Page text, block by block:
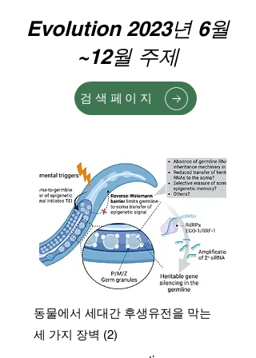
Evolution 2023년 6월
~12월 주제
검색페이지
동물에서 세대간 후생유전을 막는
세 가지 장벽 (2)